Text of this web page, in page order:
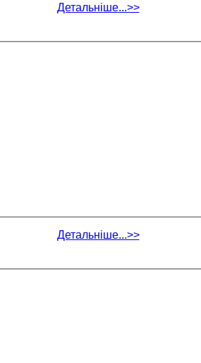
Детальніше...>>
Детальніше...>>